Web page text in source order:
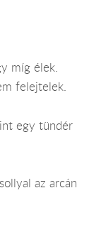
míg élek.
felejtelek.
egy tündér
az arcán